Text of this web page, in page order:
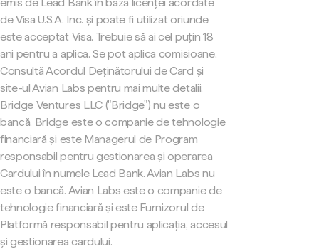
de Visa U.S.A. Inc. și poate fi utilizat oriunde
este acceptat Visa. Trebuie să ai cel puțin 18
ani pentru a aplica. Se pot aplica comisioane.
Consultă Acordul Deținătorului de Card și
site-ul Avian Labs pentru mai multe detalii.
Bridge Ventures LLC ("Bridge") nu este o
bancă. Bridge este o companie de tehnologie
financiară și este Managerul de Program
responsabil pentru gestionarea și operarea
Cardului în numele Lead Bank. Avian Labs nu
este o bancă. Avian Labs este o companie de
tehnologie financiară și este Furnizorul de
Platformă responsabil pentru aplicația, accesul
și gestionarea cardului.